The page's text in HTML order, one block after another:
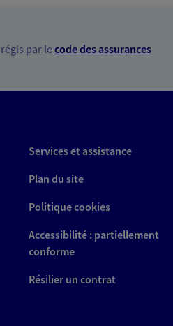
par lecode des assurances
Services et assistance
Plan du site
Politique cookies
Accessibilité : partiellement
conforme
Résilier un contrat